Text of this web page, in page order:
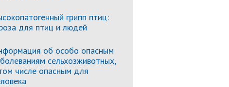
грипп птиц:
для птиц и людей
об особо опасным
сельхозживотных,
числе опасным для